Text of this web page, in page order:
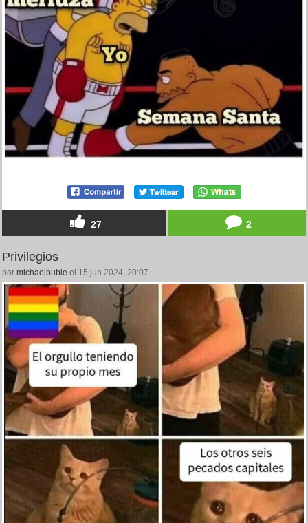
27 2
Privilegios
por michaelbuble el 15 jun 2024, 20:07